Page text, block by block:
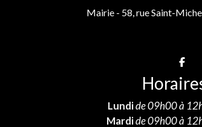
Mairie - 58, rue Saint-
Lundide 09h00 à
Mardide 09h00 à